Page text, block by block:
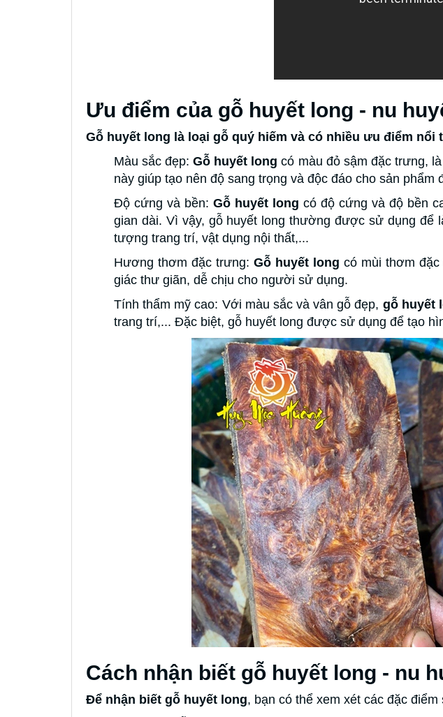
Ưu điểm của gỗ huyết long - nu
Gỗ huyết long là loại gỗ quý hiếm và có nhiều ưu điểm nổi
Màu sắc đẹp:Gỗ huyết long có màu đỏ sậm đặc trưng,
này giúp tạo nên độ sang trọng và độc đáo cho sản
Độ cứng và bền: Gỗ huyết long có độ cứng và độ bền
gian dài. Vì vậy, gỗ huyết long thường được sử dụng để
tượng trang trí, vật dụng nội thất,...
Hương thơm đặc trưng: Gỗ huyết long có mùi thơm
giác thư giãn, dễ chịu cho người sử dụng.
Tính thẩm mỹ cao: Với màu sắc và vân gỗ đẹp, gỗ huyết
trang trí,... Đặc biệt, gỗ huyết long được sử dụng để tạo
Cách nhận biết gỗ huyết long - nu
Để nhận biết gỗ huyết long, bạn có thể xem xét các đặc điểm